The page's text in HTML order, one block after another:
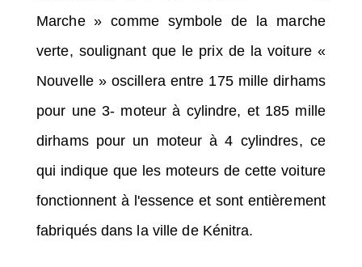
Marche » comme symbole de la marche
verte, soulignant que le prix de la voiture «
Nouvelle » oscillera entre 175 mille dirhams
pour une 3- moteur à cylindre, et 185 mille
dirhams pour un moteur à 4 cylindres, ce
qui indique que les moteurs de cette voiture
fonctionnent à l'essence et sont entièrement
fabriqués dans la ville de Kénitra.